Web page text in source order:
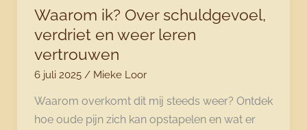
en
herontdekking
Waarom ik? Over schuldgevoel,
verdriet en weer leren
vertrouwen
6 juli 2025 / Mieke Loor
Waarom overkomt dit mij steeds weer? Ontdek
hoe oude pijn zich kan opstapelen en wat er